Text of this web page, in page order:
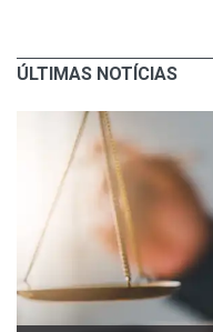
ÚLTIMAS NOTÍCIAS